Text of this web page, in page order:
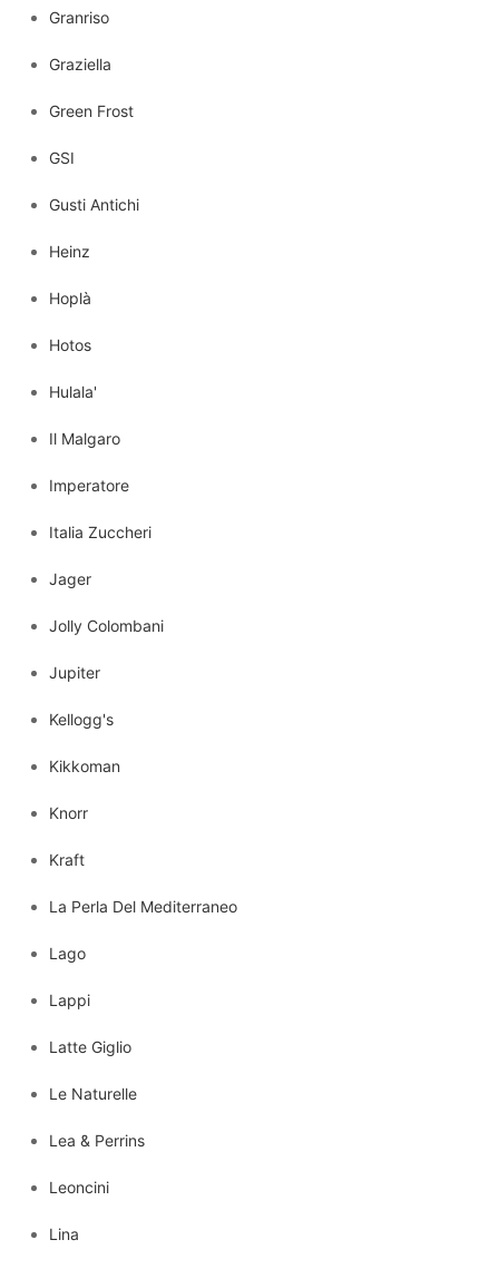
Granriso
Graziella
Green Frost
GSI
Gusti Antichi
Heinz
Hoplà
Hotos
Hulala'
Il Malgaro
Imperatore
Italia Zuccheri
Jager
Jolly Colombani
Jupiter
Kellogg's
Kikkoman
Knorr
Kraft
La Perla Del Mediterraneo
Lago
Lappi
Latte Giglio
Le Naturelle
Lea & Perrins
Leoncini
Lina